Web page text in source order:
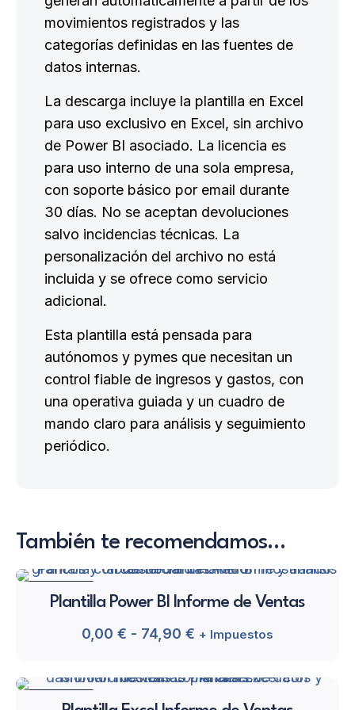
movimientos registrados y las
categorías definidas en las fuentes de
datos internas.
La descarga incluye la plantilla en Excel
para uso exclusivo en Excel, sin archivo
de Power BI asociado. La licencia es
para uso interno de una sola empresa,
con soporte básico por email durante
30 días. No se aceptan devoluciones
salvo incidencias técnicas. La
personalización del archivo no está
incluida y se ofrece como servicio
adicional.
Esta plantilla está pensada para
autónomos y pymes que necesitan un
control fiable de ingresos y gastos, con
una operativa guiada y un cuadro de
mando claro para análisis y seguimiento
periódico.
También te recomendamos…
Plantilla Power BI Informe de Ventas
0,00 € - 74,90 € Rango
precios:
desde
+ Impuestos